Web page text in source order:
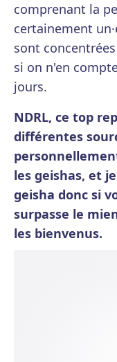
comprenant la
certainement
sont
si on n'en
jours.
NDRL, ce top
différentes
les geishas, et
geisha donc si
surpasse le
les bienvenus.